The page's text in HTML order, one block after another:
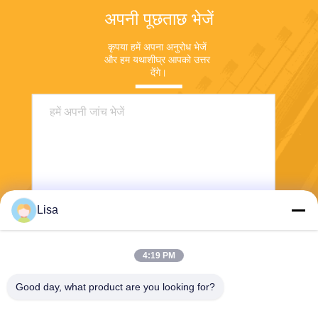
अपनी पूछताछ भेजें
कृपया हमें अपना अनुरोध भेजें
और हम यथाशीघ्र आपको उत्तर
देंगे।
Lisa
4:19 PM
Good day, what product are you looking for?